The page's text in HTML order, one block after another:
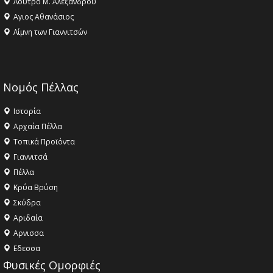
Αγιος Αθανάσιος
Λίμνη των Γιαννιτσών
Νομός Πέλλας
Ιστορία
Αρχαία Πέλλα
Τοπικά Προϊόντα
Γιαννιτσά
Πέλλα
Κρύα Βρύση
Σκύδρα
Αριδαία
Aρνισσα
Eδεσσα
Φυσικές Ομορφιές